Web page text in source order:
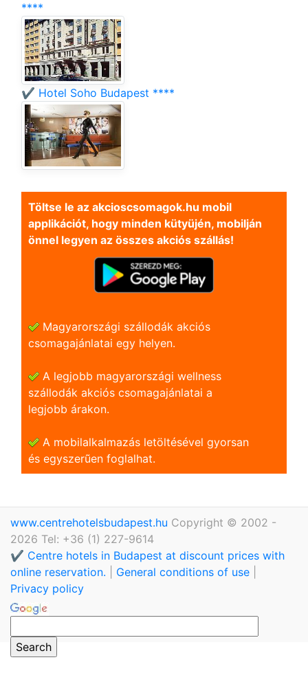
****
✔️ Hotel Soho Budapest ****
Töltse le az akcioscsomagok.hu mobil
applikációt, hogy minden kütyüjén, mobilján
önnel legyen az összes akciós szállás!
Magyarországi szállodák akciós
csomagajánlatai egy helyen.
A legjobb magyarországi wellness
szállodák akciós csomagajánlatai a
legjobb árakon.
A mobilalkalmazás letöltésével gyorsan
és egyszerũen foglalhat.
www.centrehotelsbudapest.hu Copyright © 2002 -
2026 Tel: +36 (1) 227-9614
✔️ Centre hotels in Budapest at discount prices with
online reservation.
General conditions of use
Privacy policy